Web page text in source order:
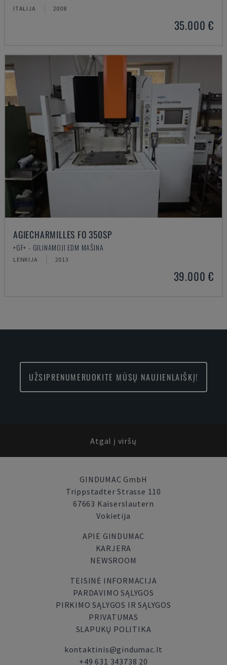
ITALIJA 2008
35.000 €
AGIECHARMILLES FO 350SP
+GF+ - GILINAMOJI EDM MAŠINA
LENKIJA 2013
39.000 €
UŽSIPRENUMERUOKITE MŪSŲ NAUJIENLAIŠKĮ!
Atgal į viršų
GINDUMAC GmbH
Trippstadter Strasse 110
67663 Kaiserslautern
Vokietija
APIE GINDUMAC
KARJERA
NEWSROOM
TEISINĖ INFORMACIJA
PARDAVIMO SĄLYGOS
PIRKIMO SĄLYGOS IR SĄLYGOS
PRIVATUMAS
SLAPUKŲ POLITIKA
kontaktinis@gindumac.lt
+49 631 343738 20